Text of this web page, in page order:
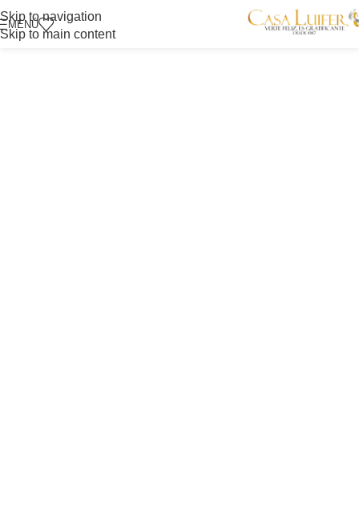
Skip to navigation
Skip to main content
MENÚ